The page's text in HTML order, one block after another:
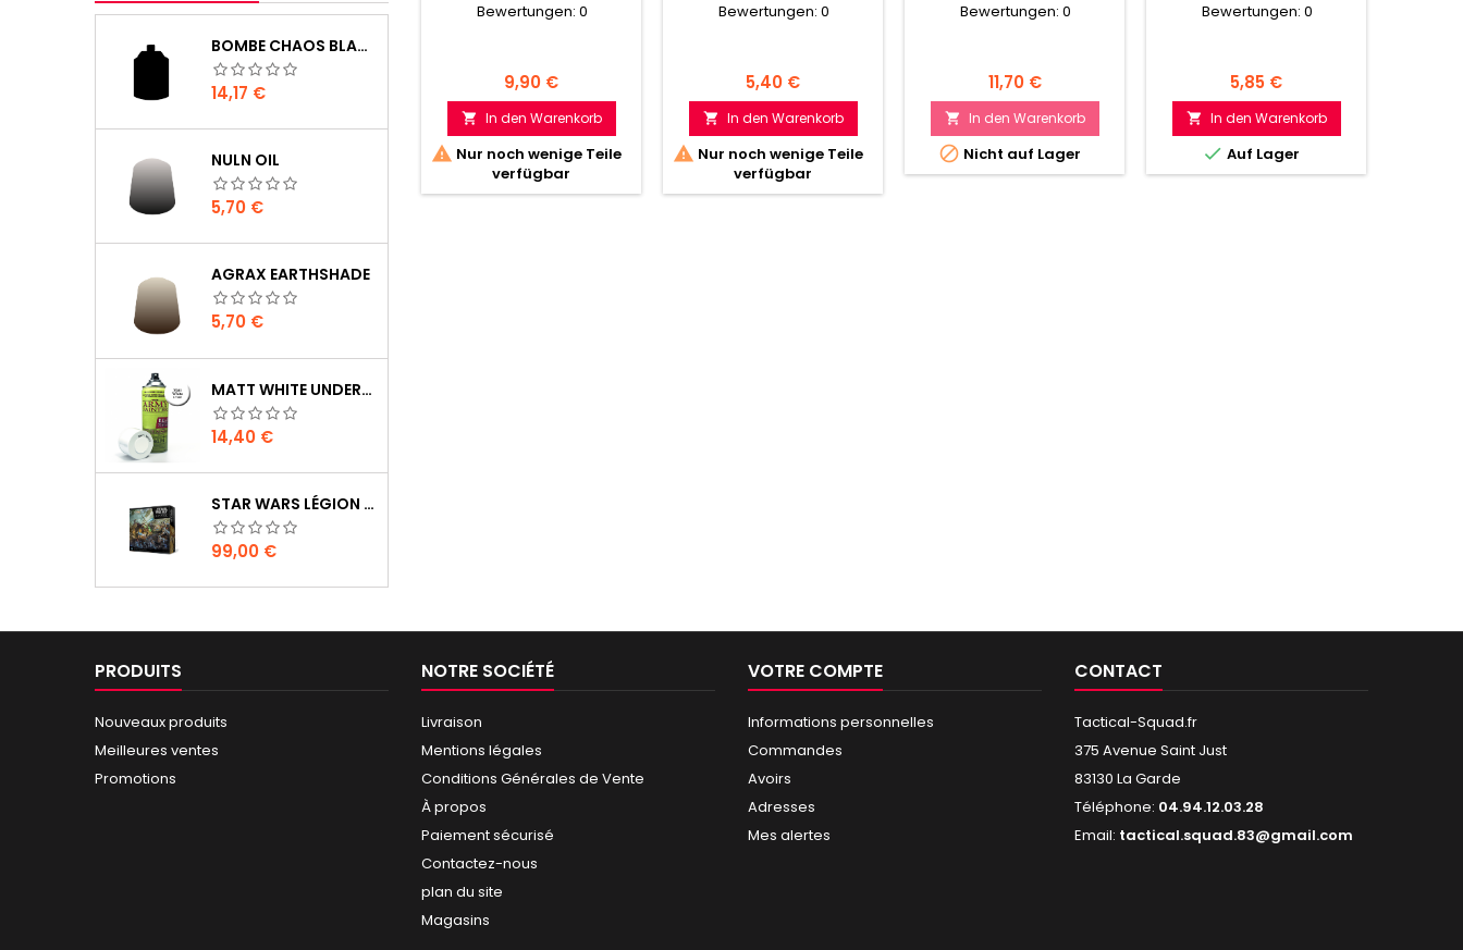
BOMBE CHAOS BLACK
Prix
14,17 €
NULN OIL
Prix
5,70 €
AGRAX EARTHSHADE
Prix
5,70 €
MATT WHITE UNDERCOAT
Prix
14,40 €
STAR WARS LÉGION : BOÎTE DE BASE CLONE WARS
Prix
99,00 €
Bewertungen: 0
Preis
9,90 €
 In den Warenkorb
 Nur noch wenige Teile
verfügbar
Bewertungen: 0
Preis
5,40 €
 In den Warenkorb
 Nur noch wenige Teile
verfügbar
Bewertungen: 0
Preis
11,70 €
 In den Warenkorb
 Nicht auf Lager
Bewertungen: 0
Preis
5,85 €
 In den Warenkorb
 Auf Lager
PRODUITS
Nouveaux produits
Meilleures ventes
Promotions
NOTRE SOCIÉTÉ
Livraison
Mentions légales
Conditions Générales de Vente
À propos
Paiement sécurisé
Contactez-nous
plan du site
Magasins
VOTRE COMPTE
Informations personnelles
Commandes
Avoirs
Adresses
Mes alertes
CONTACT
Tactical-Squad.fr
375 Avenue Saint Just
83130 La Garde
Téléphone: 04.94.12.03.28
Email: tactical.squad.83@gmail.com